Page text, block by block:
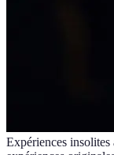
Expériences